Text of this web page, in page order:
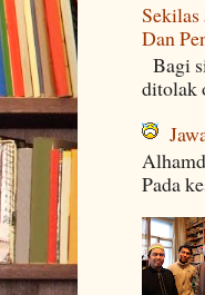
Dan
Bagi
ditolak
Pada